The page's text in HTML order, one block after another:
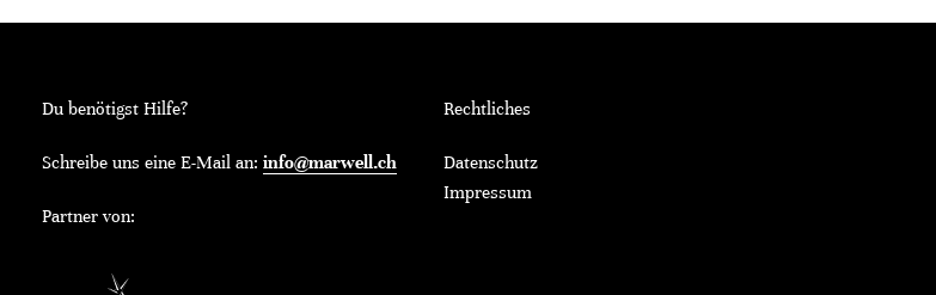
Du benötigst Hilfe?
Schreibe uns eine E-Mail an: info@marwell.ch
Partner von:
Rechtliches
Datenschutz
Impressum